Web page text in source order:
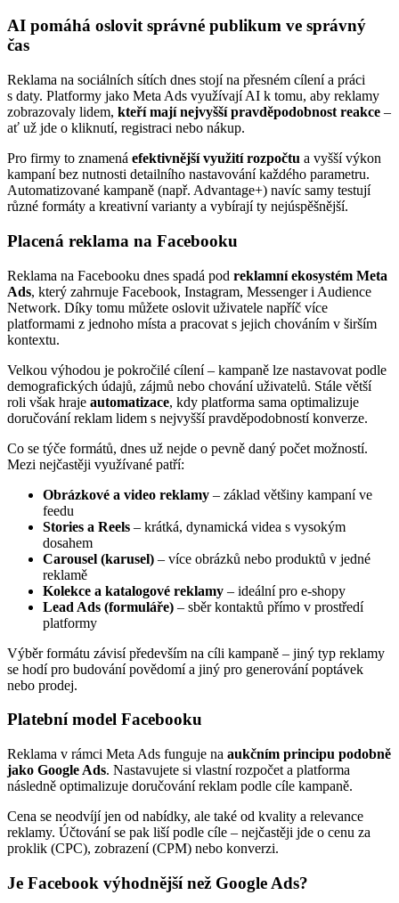
AI pomáhá oslovit správné publikum ve správný
čas
Reklama na sociálních sítích dnes stojí na přesném cílení a práci
s daty. Platformy jako Meta Ads využívají AI k tomu, aby reklamy
zobrazovaly lidem, kteří mají nejvyšší pravděpodobnost reakce –
ať už jde o kliknutí, registraci nebo nákup.
Pro firmy to znamená efektivnější využití rozpočtu a vyšší výkon
kampaní bez nutnosti detailního nastavování každého parametru.
Automatizované kampaně (např. Advantage+) navíc samy testují
různé formáty a kreativní varianty a vybírají ty nejúspěšnější.
Placená reklama na Facebooku
Reklama na Facebooku dnes spadá pod reklamní ekosystém Meta
Ads, který zahrnuje Facebook, Instagram, Messenger i Audience
Network. Díky tomu můžete oslovit uživatele napříč více
platformami z jednoho místa a pracovat s jejich chováním v širším
kontextu.
Velkou výhodou je pokročilé cílení – kampaně lze nastavovat podle
demografických údajů, zájmů nebo chování uživatelů. Stále větší
roli však hraje automatizace, kdy platforma sama optimalizuje
doručování reklam lidem s nejvyšší pravděpodobností konverze.
Co se týče formátů, dnes už nejde o pevně daný počet možností.
Mezi nejčastěji využívané patří:
Obrázkové a video reklamy – základ většiny kampaní ve
feedu
Stories a Reels – krátká, dynamická videa s vysokým
dosahem
Carousel (karusel) – více obrázků nebo produktů v jedné
reklamě
Kolekce a katalogové reklamy – ideální pro e-shopy
Lead Ads (formuláře) – sběr kontaktů přímo v prostředí
platformy
Výběr formátu závisí především na cíli kampaně – jiný typ reklamy
se hodí pro budování povědomí a jiný pro generování poptávek
nebo prodej.
Platební model Facebooku
Reklama v rámci Meta Ads funguje na aukčním principu podobně
jako Google Ads. Nastavujete si vlastní rozpočet a platforma
následně optimalizuje doručování reklam podle cíle kampaně.
Cena se neodvíjí jen od nabídky, ale také od kvality a relevance
reklamy. Účtování se pak liší podle cíle – nejčastěji jde o cenu za
proklik (CPC), zobrazení (CPM) nebo konverzi.
Je Facebook výhodnější než Google Ads?